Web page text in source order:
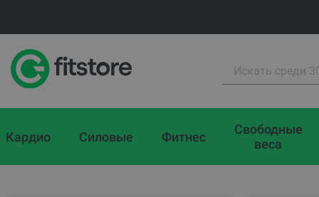
Кардио Силовые Фитнес
Свободные
веса